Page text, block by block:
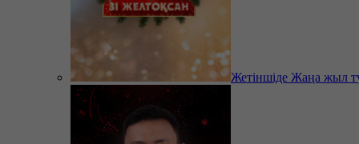
Жетіншіде Жаңа жыл